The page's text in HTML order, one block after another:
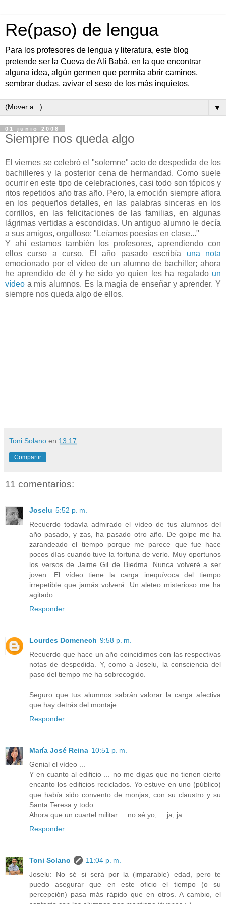
Re(paso) de lengua
Para los profesores de lengua y literatura, este blog
pretende ser la Cueva de Alí Babá, en la que encontrar
alguna idea, algún germen que permita abrir caminos,
sembrar dudas, avivar el seso de los más inquietos.
▼
01 junio 2008
Siempre nos queda algo
El viernes se celebró el "solemne" acto de despedida de los
bachilleres y la posterior cena de hermandad. Como suele
ocurrir en este tipo de celebraciones, casi todo son tópicos y
ritos repetidos año tras año. Pero, la emoción siempre aflora
en los pequeños detalles, en las palabras sinceras en los
corrillos, en las felicitaciones de las familias, en algunas
lágrimas vertidas a escondidas. Un antiguo alumno le decía
a sus amigos, orgulloso: "Leíamos poesías en clase..."
Y ahí estamos también los profesores, aprendiendo con
ellos curso a curso. El año pasado escribía una nota
emocionado por el vídeo de un alumno de bachiller; ahora
he aprendido de él y he sido yo quien les ha regalado un
vídeo a mis alumnos. Es la magia de enseñar y aprender. Y
siempre nos queda algo de ellos.
Toni Solano en 13:17
Compartir
11 comentarios:
Joselu 5:52 p. m.
Recuerdo todavía admirado el vídeo de tus alumnos del
año pasado, y zas, ha pasado otro año. De golpe me ha
zarandeado el tiempo porque me parece que fue hace
pocos días cuando tuve la fortuna de verlo. Muy oportunos
los versos de Jaime Gil de Biedma. Nunca volveré a ser
joven. El vídeo tiene la carga inequívoca del tiempo
irrepetible que jamás volverá. Un aleteo misterioso me ha
agitado.
Responder
Lourdes Domenech 9:58 p. m.
Recuerdo que hace un año coincidimos con las respectivas
notas de despedida. Y, como a Joselu, la consciencia del
paso del tiempo me ha sobrecogido.
Seguro que tus alumnos sabrán valorar la carga afectiva
que hay detrás del montaje.
Responder
María José Reina 10:51 p. m.
Genial el vídeo ...
Y en cuanto al edificio ... no me digas que no tienen cierto
encanto los edificios reciclados. Yo estuve en uno (público)
que había sido convento de monjas, con su claustro y su
Santa Teresa y todo ...
Ahora que un cuartel militar ... no sé yo, ... ja, ja.
Responder
Toni Solano
11:04 p. m.
Joselu: No sé si será por la (imparable) edad, pero te
puedo asegurar que en este oficio el tiempo (o su
percepción) pasa más rápido que en otros. A cambio, el